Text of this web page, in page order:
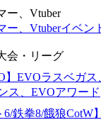
ー、Vtuber
ー、Vtuberイベン
会・リーグ
】EVOラスベガス
ス、EVOアワード
6/鉄拳8/餓狼CotW